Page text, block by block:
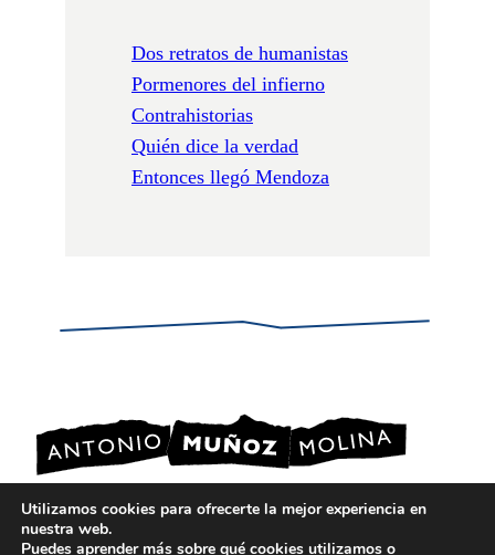
Dos retratos de humanistas
Pormenores del infierno
Contrahistorias
Quién dice la verdad
Entonces llegó Mendoza
POLÍTICA DE COOKIES
Utilizamos cookies para ofrecerte la mejor experiencia en
nuestra web.
Puedes aprender más sobre qué cookies utilizamos o